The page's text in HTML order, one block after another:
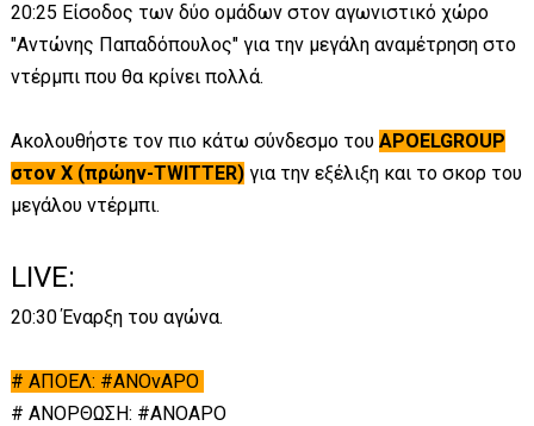
20:25 Είσοδος των δύο ομάδων στον αγωνιστικό χώρο
"Αντώνης Παπαδόπουλος" για την μεγάλη αναμέτρηση στο
ντέρμπι που θα κρίνει πολλά.
Ακολουθήστε τον πιο κάτω σύνδεσμο του APOELGROUP
στον X (πρώην-TWITTER)για την εξέλιξη και το σκορ του
μεγάλου ντέρμπι.
LIVE:
20:30 Έναρξη του αγώνα.
# ΑΠΟΕΛ: #ANOvAPO
# ΑΝΟΡΘΩΣΗ: #ANOAPO